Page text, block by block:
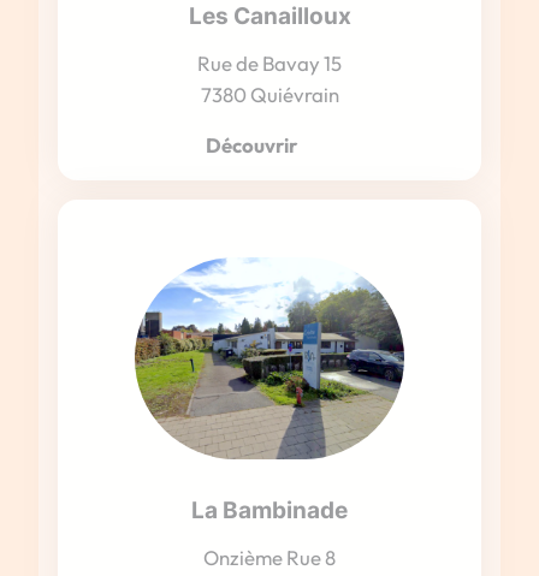
Les Canailloux
Rue de Bavay 15
7380 Quiévrain
Découvrir
La Bambinade
Onzième Rue 8